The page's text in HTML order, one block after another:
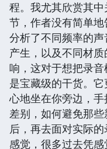
程。我尤其欣赏其
节，作者没有简单地
分析了不同频率的
产生，以及不同材
响，这对于想把录
是宝藏级的干货。
心地坐在你旁边，
差别，如何避免那
后，再去面对实际
感觉，很多过去凭